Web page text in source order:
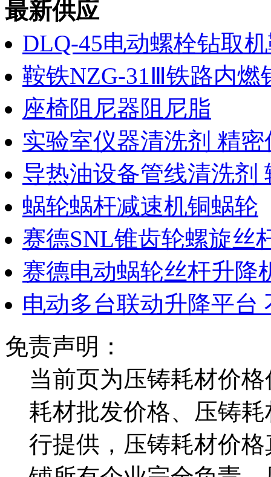
最新供应
DLQ-45电动螺栓钻取
鞍铁NZG-31Ⅲ铁路内燃
座椅阻尼器阻尼脂
实验室仪器清洗剂 精
导热油设备管线清洗剂
蜗轮蜗杆减速机铜蜗轮
赛德SNL锥齿轮螺旋丝
赛德电动蜗轮丝杆升降
电动多台联动升降平台
免责声明：
当前页为压铸耗材价
耗材批发价格、压铸
行提供，压铸耗材价